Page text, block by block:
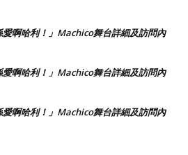
愛啊哈利！」Machico舞台詳細及訪問內
愛啊哈利！」Machico舞台詳細及訪問內
愛啊哈利！」Machico舞台詳細及訪問內